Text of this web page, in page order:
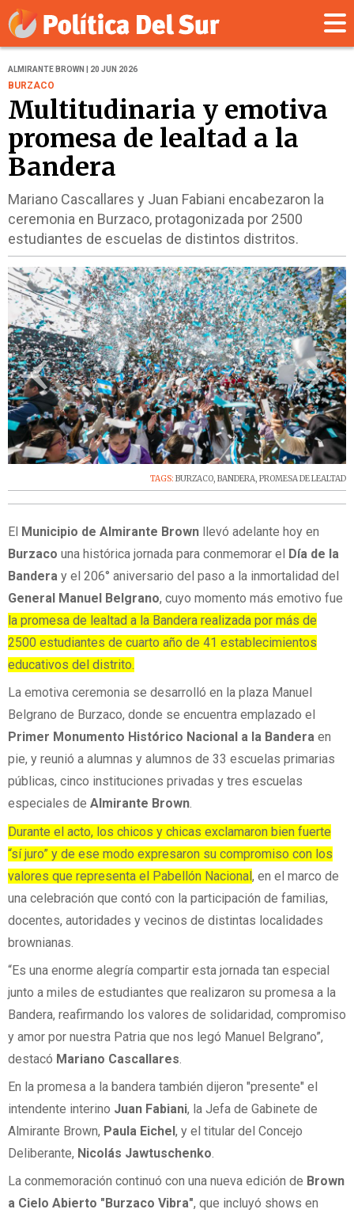
ALMIRANTE BROWN | 20 JUN 2026
BURZACO
Multitudinaria y emotiva
promesa de lealtad a la
Bandera
Mariano Cascallares y Juan Fabiani encabezaron la
ceremonia en Burzaco, protagonizada por 2500
estudiantes de escuelas de distintos distritos.
‹ ›
TAGS: BURZACO, BANDERA, PROMESA DE LEALTAD
El Municipio de Almirante Brown llevó adelante hoy en
Burzaco una histórica jornada para conmemorar el
Día de la
Bandera y el 206° aniversario del paso a la inmortalidad del
General Manuel Belgrano, cuyo momento más emotivo fue
la promesa de lealtad a la Bandera realizada por más de
2500 estudiantes de cuarto año de 41 establecimientos
educativos del distrito.
La emotiva ceremonia se desarrolló en la plaza Manuel
Belgrano de Burzaco, donde se encuentra emplazado el
Primer Monumento Histórico Nacional a la Bandera en
pie, y reunió a alumnas y alumnos de 33 escuelas primarias
públicas, cinco instituciones privadas y tres escuelas
especiales de Almirante Brown.
Durante el acto, los chicos y chicas exclamaron bien fuerte
“sí juro” y de ese modo expresaron su compromiso con los
valores que representa el Pabellón Nacional, en el marco de
una celebración que contó con la participación de familias,
docentes, autoridades y vecinos de distintas localidades
brownianas.
“Es una enorme alegría compartir esta jornada tan especial
junto a miles de estudiantes que realizaron su promesa a la
Bandera, reafirmando los valores de solidaridad, compromiso
y amor por nuestra Patria que nos legó Manuel Belgrano”,
destacó Mariano Cascallares.
En la promesa a la bandera también dijeron "presente" el
intendente interino Juan Fabiani, la Jefa de Gabinete de
Almirante Brown, Paula Eichel , y el titular del Concejo
Deliberante, Nicolás Jawtuschenko.
La conmemoración continuó con una nueva edición de Brown
a Cielo Abierto "Burzaco Vibra", que incluyó shows en